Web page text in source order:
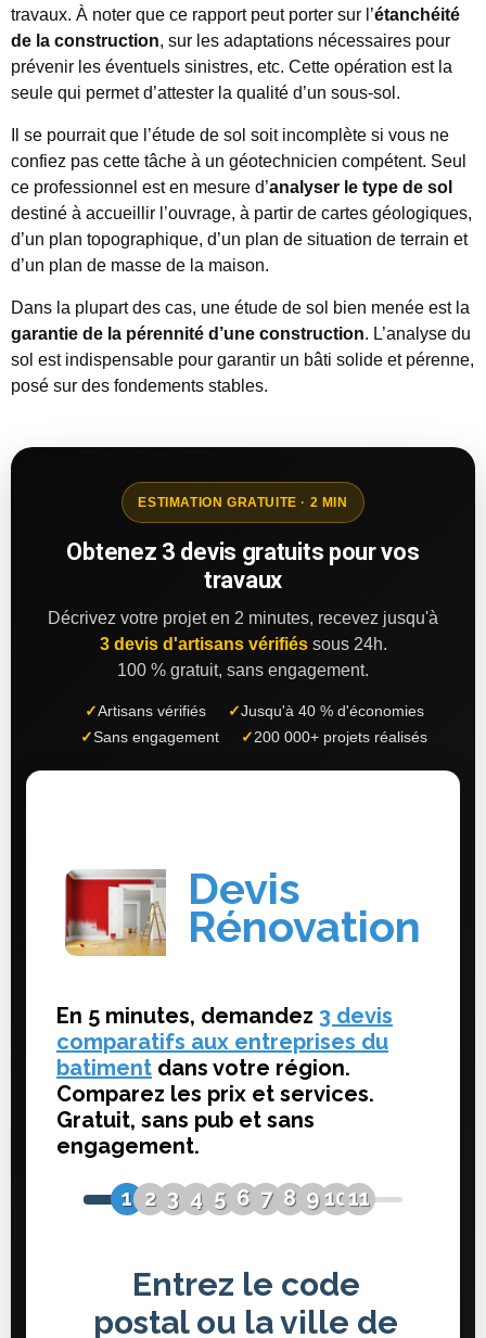
travaux. À noter que ce rapport peut porter sur l’étanchéité
de la construction, sur les adaptations nécessaires pour
prévenir les éventuels sinistres, etc. Cette opération est la
seule qui permet d’attester la qualité d’un sous-sol.
Il se pourrait que l’étude de sol soit incomplète si vous ne
confiez pas cette tâche à un géotechnicien compétent. Seul
ce professionnel est en mesure d’analyser le type de sol
destiné à accueillir l’ouvrage, à partir de cartes géologiques,
d’un plan topographique, d’un plan de situation de terrain et
d’un plan de masse de la maison.
Dans la plupart des cas, une étude de sol bien menée est la
garantie de la pérennité d’une construction. L’analyse du
sol est indispensable pour garantir un bâti solide et pérenne,
posé sur des fondements stables.
ESTIMATION GRATUITE · 2 MIN
Obtenez 3 devis gratuits pour vos
travaux
Décrivez votre projet en 2 minutes, recevez jusqu'à
3 devis d'artisans vérifiéssous 24h.
100 % gratuit, sans engagement.
✓Artisans vérifiés ✓Jusqu'à 40 % d'économies
✓Sans engagement ✓200 000+ projets réalisés